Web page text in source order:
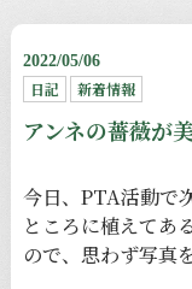
2022/05/06
日記 新着情報
アンネの薔薇が
今日、PTA活動で
ところに植えてあ
ので、思わず写真